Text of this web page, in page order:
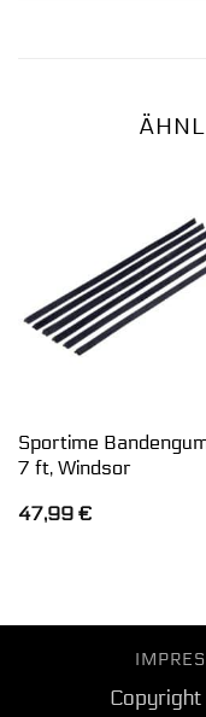
Sportime
7 ft, Windsor
47,99 €